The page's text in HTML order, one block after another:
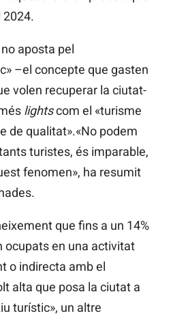
aposta pel
–el concepte que gasten
volen recuperar la ciutat-
lightscom el «turisme
de qualitat».«No podem
turistes, és imparable,
fenomen», ha resumit
que fins a un 14%
ocupats en una activitat
o indirecta amb el
alta que posa la ciutat a
turístic», un altre